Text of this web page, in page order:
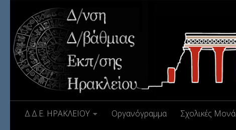
Δ.Δ.Ε. ΗΡΑΚΛΕΙΟΥ Οργανόγραμμα Σχολικές